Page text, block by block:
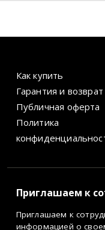
Как купить
Гарантия и возврат
Публичная оферта
Политика
Приглашаем к
Приглашаем к
информацией о